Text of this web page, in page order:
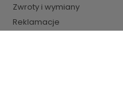
Zwroty i wymiany
Reklamacje